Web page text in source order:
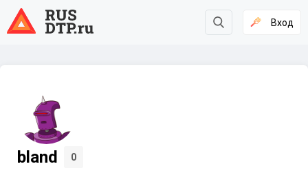
Вход
bland 0